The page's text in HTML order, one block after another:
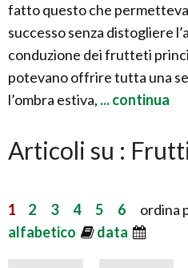
fatto questo che
successo senza distogliere
conduzione dei frutteti
potevano offrire tutta una
l’ombra estiva, ... continua
Articoli su :
1 2 3 4 5 6 ordina
alfabetico
data